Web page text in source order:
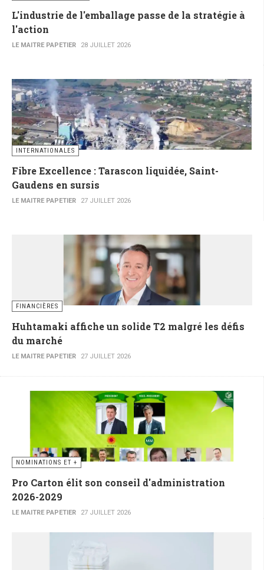
L'industrie de l'emballage passe de la stratégie à
l'action
LE MAITRE PAPETIER 28 JUILLET 2026
INTERNATIONALES
Fibre Excellence : Tarascon liquidée, Saint-
Gaudens en sursis
LE MAITRE PAPETIER 27 JUILLET 2026
FINANCIÈRES
Huhtamaki affiche un solide T2 malgré les défis
du marché
LE MAITRE PAPETIER 27 JUILLET 2026
NOMINATIONS ET +
Pro Carton élit son conseil d'administration
2026-2029
LE MAITRE PAPETIER 27 JUILLET 2026